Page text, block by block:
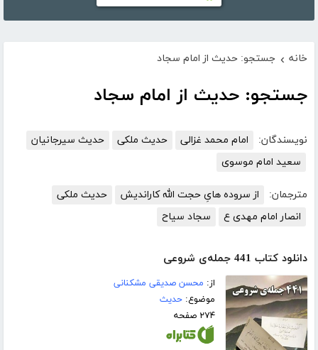
خانه › جستجو: حدیث از امام سجاد
جستجو: حدیث از امام سجاد
نویسندگان: امام محمد غزالی حدیث ملکی
حدیث سیرجانیان
سعید امام موسوی
مترجمان: از سروده هایِ حجت الله کاراندیش
حدیث ملکی
انصار امام مهدی ع
سجاد سياح
دانلود کتاب 441 جمله‌ی شروعی
از: محسن صدیقی مشکنانی
موضوع:حدیث
۲۷۴ صفحه